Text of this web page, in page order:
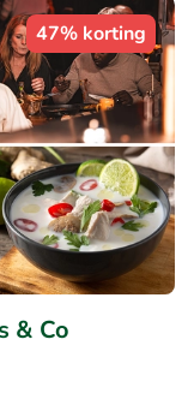
47% korting
& Co